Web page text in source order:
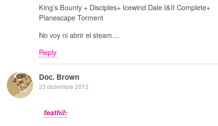
King’s Bounty + Disciples+ Icewind Dale I&II Complete+
Planescape Torment
No voy ni abrir el steam…
Reply
Doc. Brown
23 diciembre 2012
feathil: